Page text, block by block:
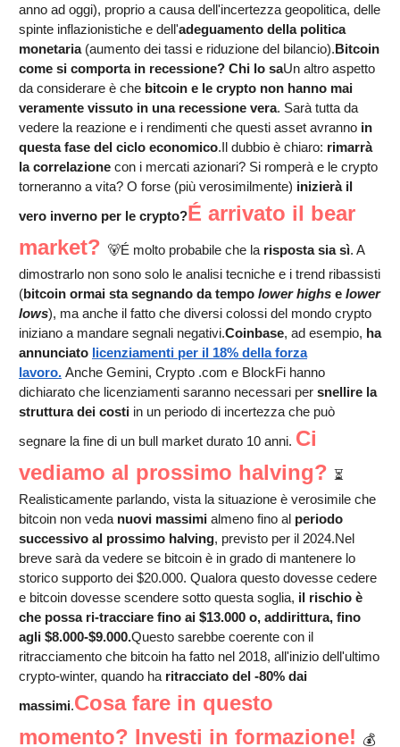
anno ad oggi), proprio a causa dell'incertezza geopolitica, delle
spinte inflazionistiche e dell'adeguamento della politica
monetaria(aumento dei tassi e riduzione del bilancio).Bitcoin
come si comporta in recessione? Chi lo saUn altro aspetto
da considerare è che bitcoin e le crypto non hanno mai
veramente vissuto in una recessione vera. Sarà tutta da
vedere la reazione e i rendimenti che questi asset avranno in
questa fase del ciclo economico.Il dubbio è chiaro: rimarrà
la correlazione con i mercati azionari? Si romperà e le crypto
torneranno a vita? O forse (più verosimilmente) inizierà il
vero inverno per le crypto?É arrivato il bear
market? 🐻É molto probabile che la risposta sia sì. A
dimostrarlo non sono solo le analisi tecniche e i trend ribassisti
(bitcoin ormai sta segnando da tempo lower highs e lower
lows), ma anche il fatto che diversi colossi del mondo crypto
iniziano a mandare segnali negativi.Coinbase, ad esempio, ha
annunciato licenziamenti per il 18% della forza
lavoro. Anche Gemini, Crypto .com e BlockFi hanno
dichiarato che licenziamenti saranno necessari per snellire la
struttura dei costi in un periodo di incertezza che può
segnare la fine di un bull market durato 10 anni. Ci
vediamo al prossimo halving? ⏳
Realisticamente parlando, vista la situazione è verosimile che
bitcoin non veda nuovi massimi almeno fino al periodo
successivo al prossimo halving, previsto per il 2024.Nel
breve sarà da vedere se bitcoin è in grado di mantenere lo
storico supporto dei $20.000. Qualora questo dovesse cedere
e bitcoin dovesse scendere sotto questa soglia, il rischio è
che possa ri-tracciare fino ai $13.000 o, addirittura, fino
agli $8.000-$9.000.Questo sarebbe coerente con il
ritracciamento che bitcoin ha fatto nel 2018, all'inizio dell'ultimo
crypto-winter, quando ha ritracciato del -80% dai
massimi.Cosa fare in questo
momento? Investi in formazione! 💰